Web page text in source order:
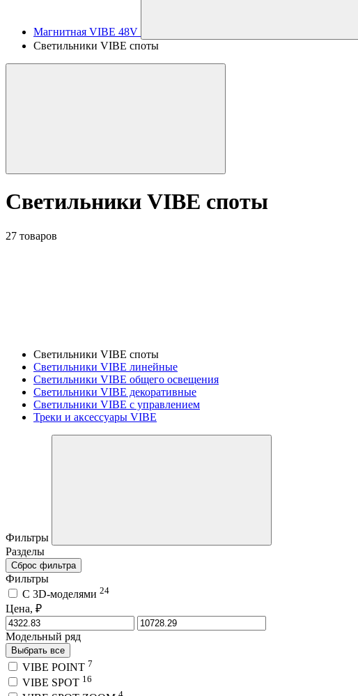
Магнитная VIBE 48V
Светильники VIBE споты
Светильники VIBE споты
27 товаров
Светильники VIBE споты
Светильники VIBE линейные
Светильники VIBE общего освещения
Светильники VIBE декоративные
Светильники VIBE с управлением
Треки и аксессуары VIBE
Фильтры
Разделы
Сброс фильтра
Фильтры
C 3D-моделями 24
Цена, ₽
Модельный ряд
Выбрать все
VIBE POINT 7
VIBE SPOT 16